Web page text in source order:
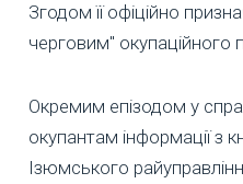
Згодом її офіційно
черговим" окупаційного
Окремим епізодом у
окупантам інформації з
Ізюмського